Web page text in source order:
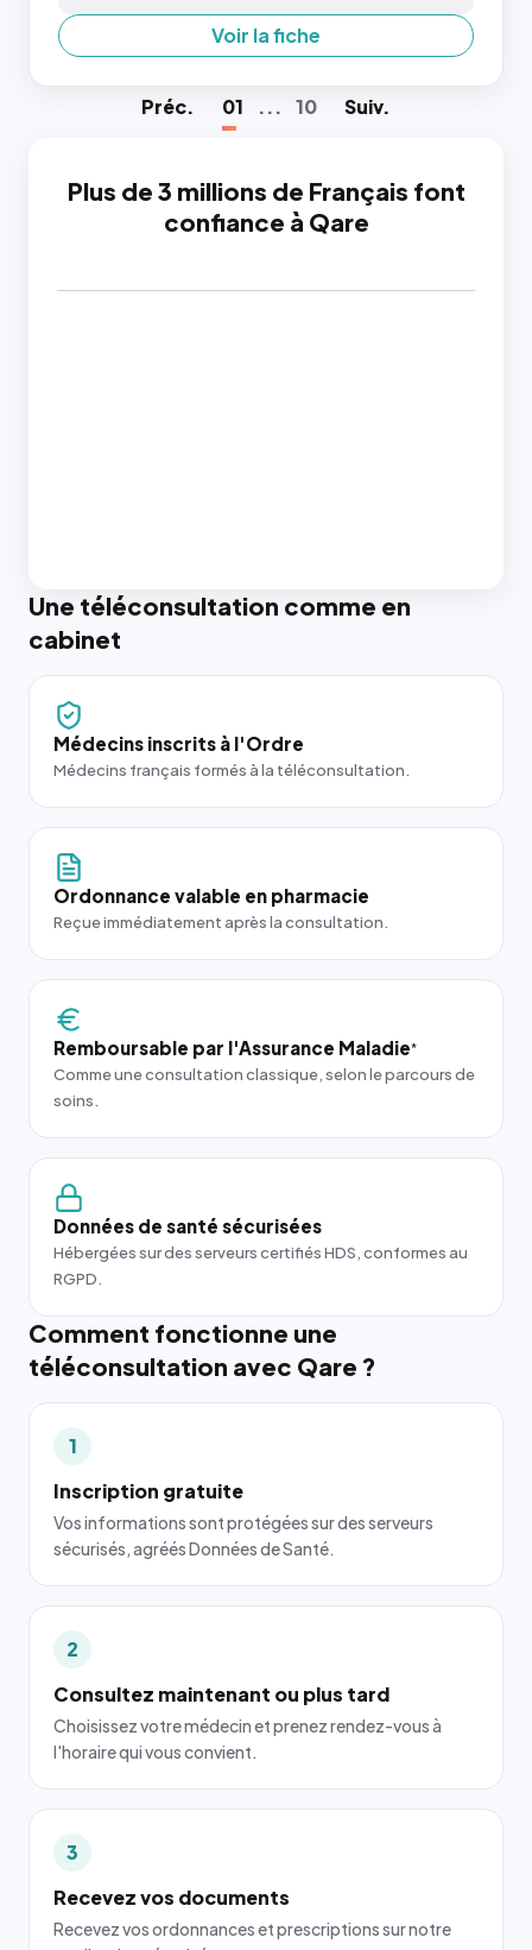
Voir la fiche
Préc. 01 ... 10 Suiv.
Plus de 3 millions de Français font
confiance à Qare
Une téléconsultation comme en
cabinet
Médecins inscrits à l'Ordre
Médecins français formés à la téléconsultation.
Ordonnance valable en pharmacie
Reçue immédiatement après la consultation.
Remboursable par l'Assurance Maladie*
Comme une consultation classique, selon le parcours de
soins.
Données de santé sécurisées
Hébergées sur des serveurs certifiés HDS, conformes au
RGPD.
Comment fonctionne une
téléconsultation avec Qare ?
1
Inscription gratuite
Vos informations sont protégées sur des serveurs
sécurisés, agréés Données de Santé.
2
Consultez maintenant ou plus tard
Choisissez votre médecin et prenez rendez-vous à
l'horaire qui vous convient.
3
Recevez vos documents
Recevez vos ordonnances et prescriptions sur notre